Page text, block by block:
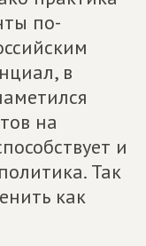
по-
в
на
и
Так
как